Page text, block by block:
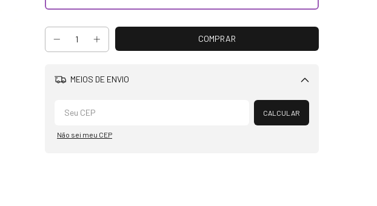
MEIOS DE ENVIO
Alterar CEP
CALCULAR
Não sei meu CEP